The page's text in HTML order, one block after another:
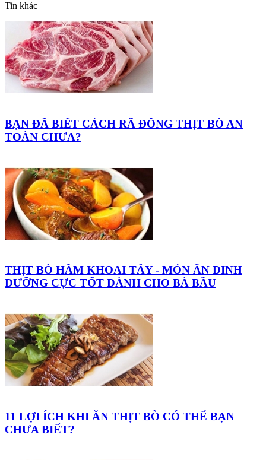
Tin khác
BẠN ĐÃ BIẾT CÁCH RÃ ĐÔNG THỊT BÒ AN
TOÀN CHƯA?
THỊT BÒ HẦM KHOAI TÂY - MÓN ĂN DINH
DƯỠNG CỰC TỐT DÀNH CHO BÀ BẦU
11 LỢI ÍCH KHI ĂN THỊT BÒ CÓ THỂ BẠN
CHƯA BIẾT?